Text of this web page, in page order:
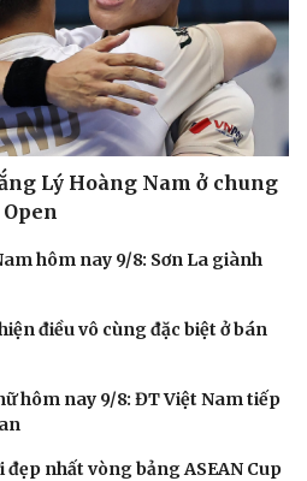
Lý Hoàng Nam ở chung
hôm nay 9/8: Sơn La giành
điều vô cùng đặc biệt ở bán
hôm nay 9/8: ĐT Việt Nam tiếp
đẹp nhất vòng bảng ASEAN Cup